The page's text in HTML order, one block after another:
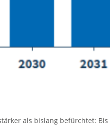
als bislang befürchtet: